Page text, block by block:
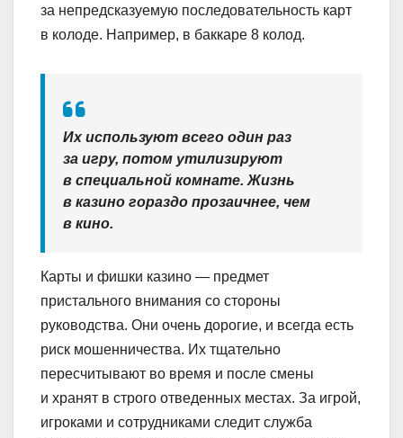
за непредсказуемую последовательность карт
в колоде. Например, в баккаре 8 колод.
Их используют всего один раз
за игру, потом утилизируют
в специальной комнате. Жизнь
в казино гораздо прозаичнее, чем
в кино.
Карты и фишки казино — предмет
пристального внимания со стороны
руководства. Они очень дорогие, и всегда есть
риск мошенничества. Их тщательно
пересчитывают во время и после смены
и хранят в строго отведенных местах. За игрой,
игроками и сотрудниками следит служба